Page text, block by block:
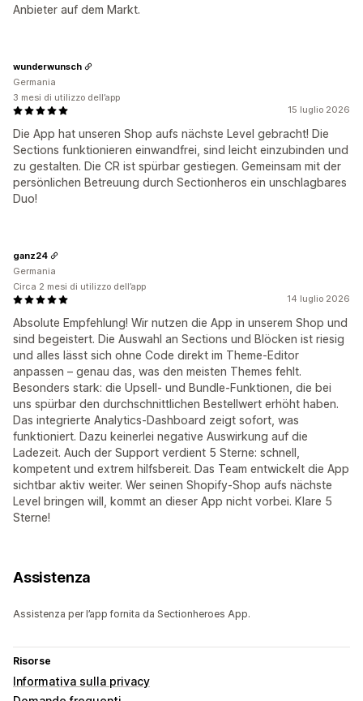
Anbieter auf dem Markt.
15 luglio 2026
Die App hat unseren Shop aufs nächste Level gebracht! Die
Sections funktionieren einwandfrei, sind leicht einzubinden und
zu gestalten. Die CR ist spürbar gestiegen. Gemeinsam mit der
persönlichen Betreuung durch Sectionheros ein unschlagbares
Duo!
wunderwunsch
Germania
3 mesi di utilizzo dell’app
14 luglio 2026
Absolute Empfehlung! Wir nutzen die App in unserem Shop und
sind begeistert. Die Auswahl an Sections und Blöcken ist riesig
und alles lässt sich ohne Code direkt im Theme-Editor
anpassen – genau das, was den meisten Themes fehlt.
Besonders stark: die Upsell- und Bundle-Funktionen, die bei
uns spürbar den durchschnittlichen Bestellwert erhöht haben.
Das integrierte Analytics-Dashboard zeigt sofort, was
funktioniert. Dazu keinerlei negative Auswirkung auf die
Ladezeit. Auch der Support verdient 5 Sterne: schnell,
kompetent und extrem hilfsbereit. Das Team entwickelt die App
sichtbar aktiv weiter. Wer seinen Shopify-Shop aufs nächste
Level bringen will, kommt an dieser App nicht vorbei. Klare 5
Sterne!
ganz24
Germania
Circa 2 mesi di utilizzo dell’app
Assistenza
Assistenza per l’app fornita da Sectionheroes App.
Risorse
Informativa sulla privacy